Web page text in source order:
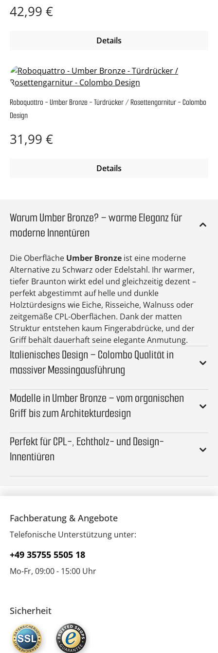
Regulärer Preis:
42,99 €
Details
Roboquattro - Umber Bronze - Türdrücker / Rosettengarnitur - Colombo
Design
Regulärer Preis:
31,99 €
Details
Warum Umber Bronze? – warme Eleganz für
moderne Innentüren
Die Oberfläche Umber Bronze ist eine moderne
Alternative zu Schwarz oder Edelstahl. Ihr warmer,
tiefer Braunton wirkt edel und gleichzeitig dezent –
perfekt abgestimmt auf helle und dunkle
Holztürdesigns wie Eiche, Risseiche, Walnuss oder
zeitgemäße CPL-Oberflächen. Dank der matten
Struktur entstehen kaum Fingerabdrücke, und der
Griff behält dauerhaft seine elegante Anmutung.
Italienisches Design – Colombo Qualität in
massiver Messingausführung
Modelle in Umber Bronze – vom organischen
Griff bis zum Architekturdesign
Perfekt für CPL-, Echtholz- und Design-
Innentiüren
Fachberatung & Angebote
Telefonische Unterstützung unter:
+49 35755 5505 18
Mo-Fr, 09:00 - 15:00 Uhr
Sicherheit